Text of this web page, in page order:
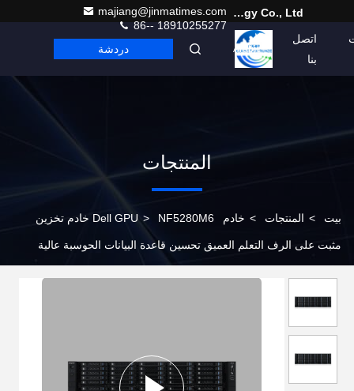
Beijing Guangtian Runze Technology Co., Ltd.
majiang@jinmatimes.com
86-- 18910255277
اتصل
بنا
Arabic دردشة
المنتجات
بيت > المنتجات > خادم Dell GPU > NF5280M6 خادم تخزين
مثبت على الرف التعلم العميق تحسين قاعدة البيانات الحوسبة عالية